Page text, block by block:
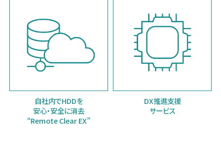
自社内でHDDを
安心・安全に消去
“Remote Clear EX”
DX推進支援
サービス